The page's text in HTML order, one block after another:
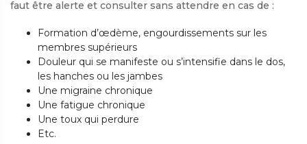
faut être alerte et consulter sans attendre en cas de :
Formation d’œdème, engourdissements sur les
membres supérieurs
Douleur qui se manifeste ou s’intensifie dans le dos,
les hanches ou les jambes
Une migraine chronique
Une fatigue chronique
Une toux qui perdure
Etc.